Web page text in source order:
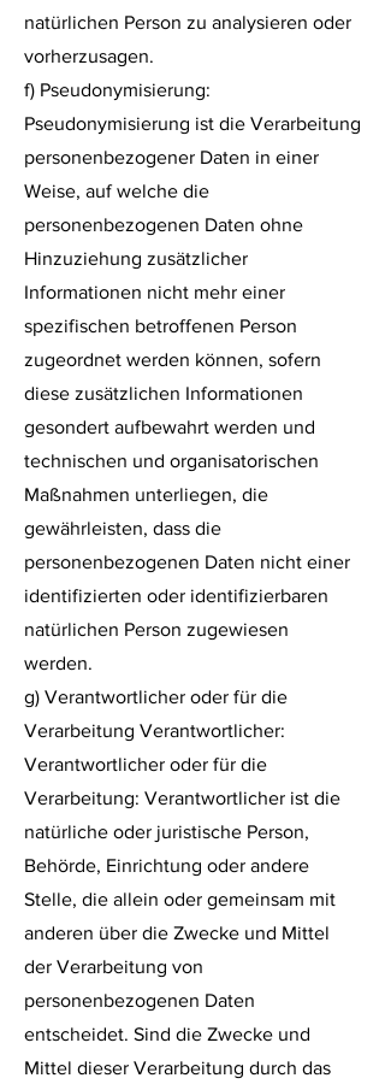
natürlichen Person zu analysieren oder
vorherzusagen.
f) Pseudonymisierung:
Pseudonymisierung ist die Verarbeitung
personenbezogener Daten in einer
Weise, auf welche die
personenbezogenen Daten ohne
Hinzuziehung zusätzlicher
Informationen nicht mehr einer
spezifischen betroffenen Person
zugeordnet werden können, sofern
diese zusätzlichen Informationen
gesondert aufbewahrt werden und
technischen und organisatorischen
Maßnahmen unterliegen, die
gewährleisten, dass die
personenbezogenen Daten nicht einer
identifizierten oder identifizierbaren
natürlichen Person zugewiesen
werden.
g) Verantwortlicher oder für die
Verarbeitung Verantwortlicher:
Verantwortlicher oder für die
Verarbeitung: Verantwortlicher ist die
natürliche oder juristische Person,
Behörde, Einrichtung oder andere
Stelle, die allein oder gemeinsam mit
anderen über die Zwecke und Mittel
der Verarbeitung von
personenbezogenen Daten
entscheidet. Sind die Zwecke und
Mittel dieser Verarbeitung durch das